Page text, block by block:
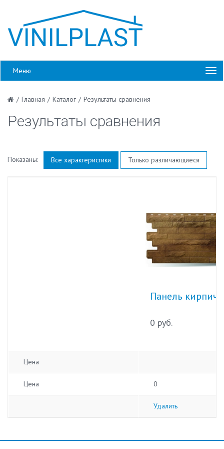
Меню
/ Главная / Каталог / Результаты сравнения
Результаты сравнения
Показаны: Все характеристики Только различающиеся
Панель кирпич
0 руб.
Цена
Цена 0
Удалить